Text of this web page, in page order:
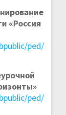
«Россия
ped/
ped/